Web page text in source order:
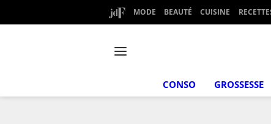
MODE BEAUTÉ CUISINE
CONSO GROSSESSE